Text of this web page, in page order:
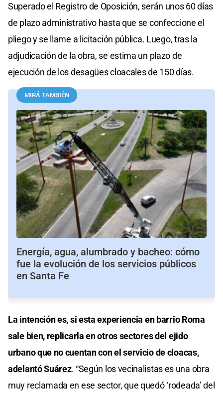
Superado el Registro de Oposición, serán unos 60 días
de plazo administrativo hasta que se confeccione el
pliego y se llame a licitación pública. Luego, tras la
adjudicación de la obra, se estima un plazo de
ejecución de los desagües cloacales de 150 días.
MIRÁ TAMBIÉN
Energía, agua, alumbrado y bacheo: cómo
fue la evolución de los servicios públicos
en Santa Fe
La intención es, si esta experiencia en barrio Roma
sale bien, replicarla en otros sectores del ejido
urbano que no cuentan con el servicio de cloacas,
adelantó Suárez. “Según los vecinalistas es una obra
muy reclamada en ese sector, que quedó ‘rodeada’ del